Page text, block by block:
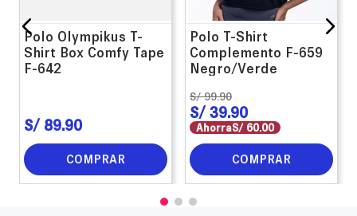
Polo Olympikus T-
Shirt Box Comfy Tape
F-642
S/ 89.90
COMPRAR
Polo T-Shirt
Complemento F-659
Negro/Verde
S/ 99.90
S/ 39.90
AhorraS/ 60.00
COMPRAR